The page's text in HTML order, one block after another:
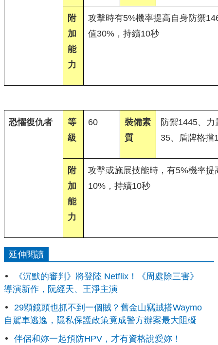
附
加
能
力
攻擊時有5%機率提高自身防禦
值30%，持續10秒
恐懼復仇者
等
級
60
裝備素
質
防禦1445、
35、盾牌格擋
附
加
能
力
攻擊或施展技能時，有5%機率
10%，持續10秒
延伸閱讀
《沉默的審判》將登陸 Netflix！《周處除三害》
導演新作，阮經天、王淨主演
29顆鏡頭也抓不到一個賊？舊金山竊賊搭Waymo
自駕車逃逸，隱私保護政策竟成警方辦案最大阻礙
伴侶和妳一起預防HPV，才有資格說愛妳！